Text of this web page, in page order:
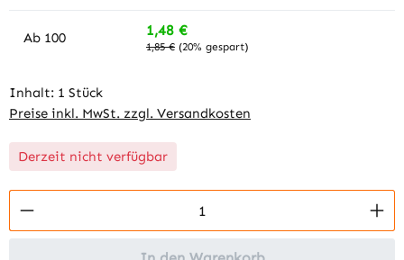
Ab 100 1,48 €
1,85 € (20% gespart)
Inhalt: 1 Stück
Preise inkl. MwSt. zzgl. Versandkosten
Derzeit nicht verfügbar
Produkt Anzahl: Gib den gewünschten